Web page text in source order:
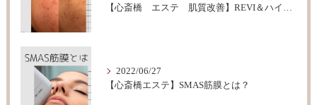
【心斎橋 エステ 肌質改善】REVI＆ハイドロフェイシャルBeforeAfter
2022/06/27
【心斎橋エステ】SMAS筋膜とは？